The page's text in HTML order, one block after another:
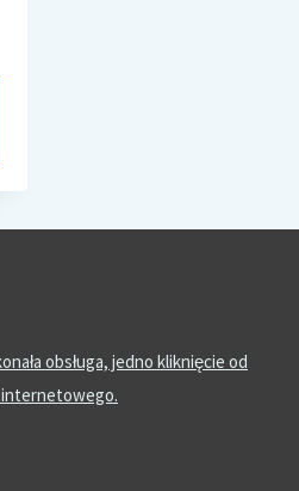
obsługa, jedno kliknięcie od